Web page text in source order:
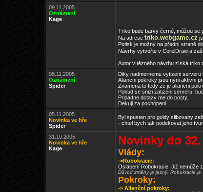
09.11.2005
Oznámení
Kage
Triko bude barvy černé, můžou se
Na adrese triko.webgame.cz
Potisk je možný na přední straně
Návrhy vytvořte v CorelDraw a
Autor vítězného návrhu získá triko
08.11.2005
Oznámení
Spider
Diky nadmernemu vytizeni
Aliancni pokroky jsou nyni aktivni
Znamena to tedy ze je aliancni
Pokud se snizi zatizeni serveru,
Pripadne dotazy me do posty.
Dekuji za pochopeni.
05.11.2005
Novinka ve hře
Spider
Byl spusten pro goldy slibovany
- chtel bych tak podekovat jeho
31.10.2005
Novinka ve hře
Kage
Novinky do
Vlády:
->Robokracie:
Oslabení Robokracie: Již nemůže
Důvod změny je jasný. Robokracie
Pokroky:
-> Alianční pokroky: